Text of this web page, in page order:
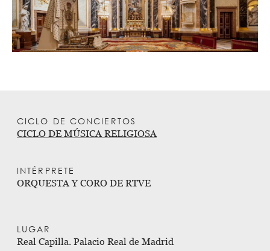
CICLO DE CONCIERTOS
CICLO DE MÚSICA RELIGIOSA
INTÉRPRETE
ORQUESTA Y CORO DE RTVE
LUGAR
Real Capilla. Palacio Real de Madrid